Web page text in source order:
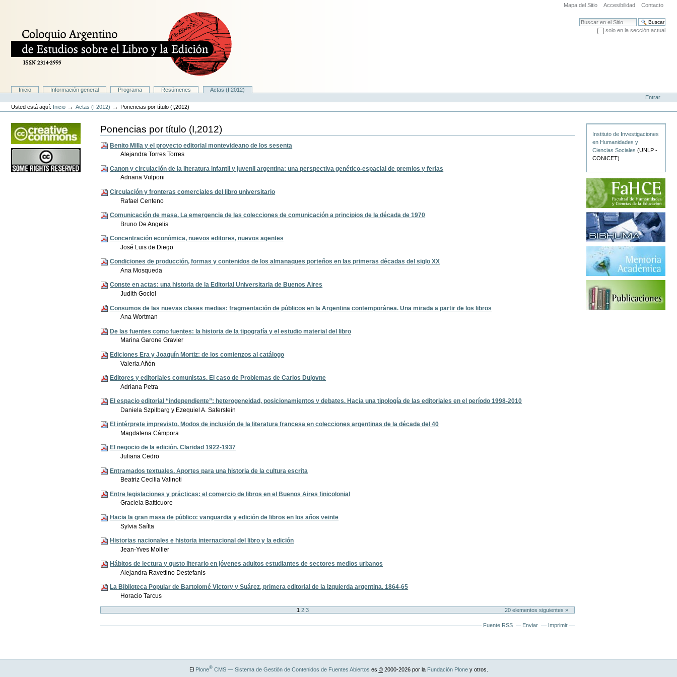
navegación
Mapa del Sitio Accesibilidad Contacto
Buscar
solo en la sección actual
Secciones
Inicio Información general Programa Resúmenes
Actas (I 2012)
Herramientas
Personales
Entrar
Usted está aquí: Inicio →Actas (I 2012) →Ponencias por título (I,2012)
Ponencias por título (I,2012)
Benito Milla y el proyecto editorial montevideano de los sesenta
Alejandra Torres Torres
Canon y circulación de la literatura infantil y juvenil argentina: una perspectiva genético-espacial de premios y ferias
Adriana Vulponi
Circulación y fronteras comerciales del libro universitario
Rafael Centeno
Comunicación de masa. La emergencia de las colecciones de comunicación a principios de la década de 1970
Bruno De Angelis
Concentración económica, nuevos editores, nuevos agentes
José Luis de Diego
Condiciones de producción, formas y contenidos de los almanaques porteños en las primeras décadas del siglo XX
Ana Mosqueda
Conste en actas: una historia de la Editorial Universitaria de Buenos Aires
Judith Gociol
Consumos de las nuevas clases medias: fragmentación de públicos en la Argentina contemporánea. Una mirada a partir de los libros
Ana Wortman
De las fuentes como fuentes: la historia de la tipografía y el estudio material del libro
Marina Garone Gravier
Ediciones Era y Joaquín Mortiz: de los comienzos al catálogo
Valeria Añón
Editores y editoriales comunistas. El caso de Problemas de Carlos Dujovne
Adriana Petra
El espacio editorial “independiente”: heterogeneidad, posicionamientos y debates. Hacia una tipología de las editoriales en el período 1998-2010
Daniela Szpilbarg y Ezequiel A. Saferstein
El intérprete imprevisto. Modos de inclusión de la literatura francesa en colecciones argentinas de la década del 40
Magdalena Cámpora
El negocio de la edición. Claridad 1922-1937
Juliana Cedro
Entramados textuales. Aportes para una historia de la cultura escrita
Beatriz Cecilia Valinoti
Entre legislaciones y prácticas: el comercio de libros en el Buenos Aires finicolonial
Graciela Batticuore
Hacia la gran masa de público: vanguardia y edición de libros en los años veinte
Sylvia Saítta
Historias nacionales e historia internacional del libro y la edición
Jean-Yves Mollier
Hábitos de lectura y gusto literario en jóvenes adultos estudiantes de sectores medios urbanos
Alejandra Ravettino Destefanis
La Biblioteca Popular de Bartolomé Victory y Suárez, primera editorial de la izquierda argentina. 1864-65
Horacio Tarcus
20 elementos siguientes »
1 2 3
Fuente RSS Enviar Imprimir
Instituto de Investigaciones
en Humanidades y
Ciencias Sociales (UNLP -
CONICET)
El Plone®CMS — Sistema de Gestión de Contenidos de Fuentes Abiertos es ©2000-2026 por la Fundación Ploney otros.